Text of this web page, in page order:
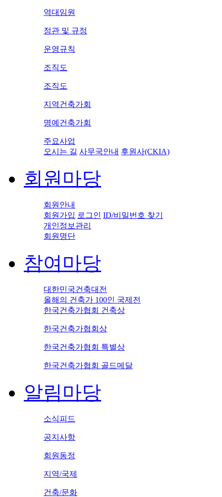
역대임원
정관 및 규정
운영규칙
조직도
조직도
지역건축가회
명예건축가회
주요사업
오시는 길 사무국안내 후원사(CKIA)
회원마당
회원안내
회원가입 로그인 ID/비밀번호 찾기
개인정보관리
회원명단
참여마당
대한민국건축대전
올해의 건축가 100인 국제전
한국건축가협회 건축상
한국건축가협회상
한국건축가협회 특별상
한국건축가협회 골드메달
알림마당
소식피드
공지사항
회원동정
지역/국제
건축/문화